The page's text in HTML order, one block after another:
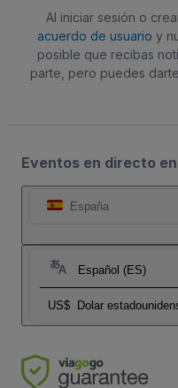
Al iniciar sesión o
acuerdo de usuario y
posible que recibas
parte, pero puedes
Eventos en directo
España
Español (ES)
US$ Dolar